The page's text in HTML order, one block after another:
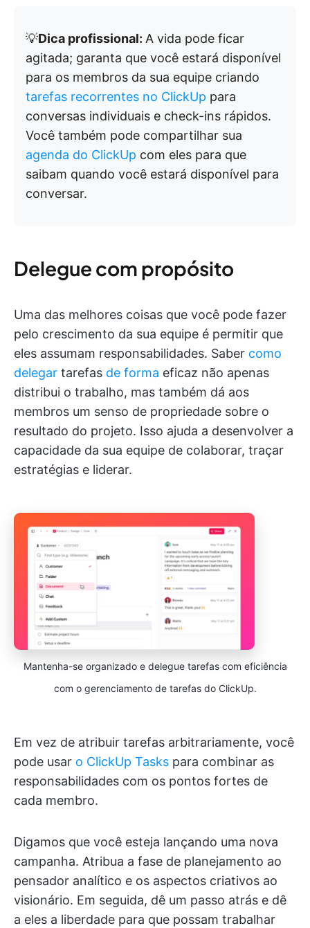
💡Dica profissional: A vida pode ficar
agitada; garanta que você estará disponível
para os membros da sua equipe criando
tarefas recorrentes no ClickUp para
conversas individuais e check-ins rápidos.
Você também pode compartilhar sua
agenda do ClickUp com eles para que
saibam quando você estará disponível para
conversar.
Delegue com propósito
Uma das melhores coisas que você pode fazer
pelo crescimento da sua equipe é permitir que
eles assumam responsabilidades. Saber como
delegar tarefas de forma eficaz não apenas
distribui o trabalho, mas também dá aos
membros um senso de propriedade sobre o
resultado do projeto. Isso ajuda a desenvolver a
capacidade da sua equipe de colaborar, traçar
estratégias e liderar.
Mantenha-se organizado e delegue tarefas com eficiência
com o gerenciamento de tarefas do ClickUp.
Em vez de atribuir tarefas arbitrariamente, você
pode usar o ClickUp Tasks para combinar as
responsabilidades com os pontos fortes de
cada membro.
Digamos que você esteja lançando uma nova
campanha. Atribua a fase de planejamento ao
pensador analítico e os aspectos criativos ao
visionário. Em seguida, dê um passo atrás e dê
a eles a liberdade para que possam trabalhar